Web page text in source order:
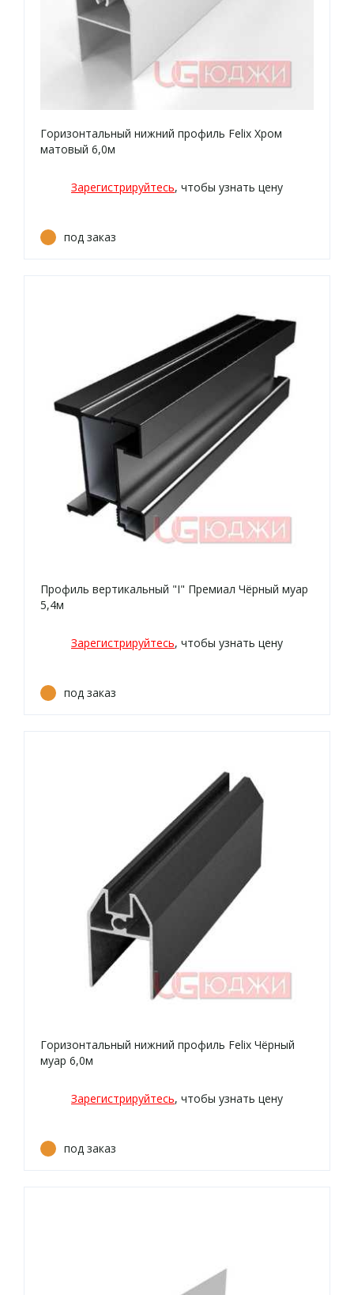
Горизонтальный нижний профиль Felix Хром
матовый 6,0м
Зарегистрируйтесь, чтобы узнать цену
под заказ
Профиль вертикальный "I" Премиал Чёрный муар
5,4м
Зарегистрируйтесь, чтобы узнать цену
под заказ
Горизонтальный нижний профиль Felix Чёрный
муар 6,0м
Зарегистрируйтесь, чтобы узнать цену
под заказ